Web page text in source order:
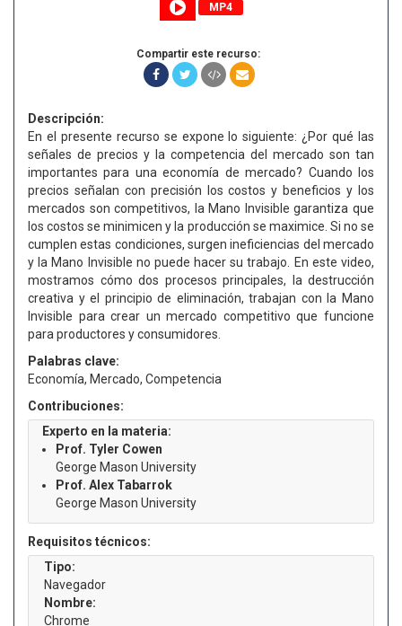
MP4
Compartir este recurso:
Descripción:
En el presente recurso se expone lo siguiente: ¿Por qué las
señales de precios y la competencia del mercado son tan
importantes para una economía de mercado? Cuando los
precios señalan con precisión los costos y beneficios y los
mercados son competitivos, la Mano Invisible garantiza que
los costos se minimicen y la producción se maximice. Si no se
cumplen estas condiciones, surgen ineficiencias del mercado
y la Mano Invisible no puede hacer su trabajo. En este video,
mostramos cómo dos procesos principales, la destrucción
creativa y el principio de eliminación, trabajan con la Mano
Invisible para crear un mercado competitivo que funcione
para productores y consumidores.
Palabras clave:
Economía, Mercado, Competencia
Contribuciones:
Experto en la materia:
Prof. Tyler Cowen
George Mason University
Prof. Alex Tabarrok
George Mason University
Requisitos técnicos:
Tipo:
Navegador
Nombre:
Chrome